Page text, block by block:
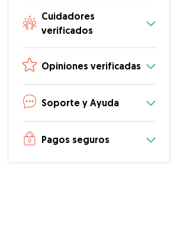
Cuidadores
verificados
Opiniones verificadas
Soporte y Ayuda
Pagos seguros